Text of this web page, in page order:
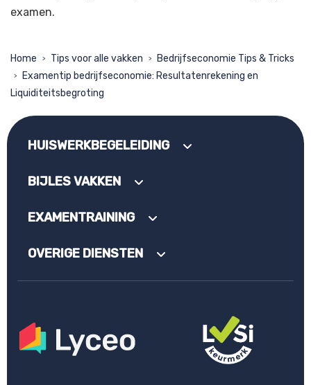
examen.
Home > Tips voor alle vakken > Bedrijfseconomie Tips & Tricks
>
Examentip bedrijfseconomie: Resultatenrekening en
Liquiditeitsbegroting
HUISWERKBEGELEIDING
BIJLES VAKKEN
EXAMENTRAINING
OVERIGE DIENSTEN